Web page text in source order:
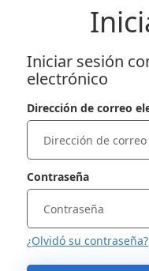
Iniciar sesión
electrónico
Dirección de correo
Contraseña
¿Olvidó su contraseña?